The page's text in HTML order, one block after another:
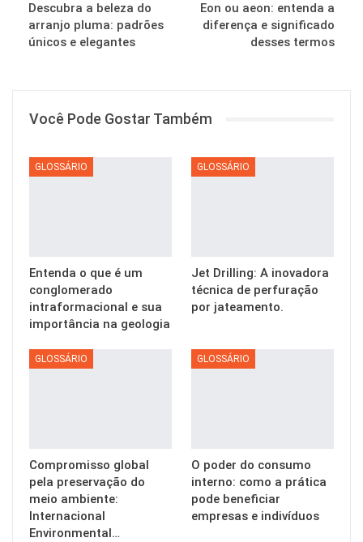
Descubra a beleza do
arranjo pluma: padrões
únicos e elegantes
Eon ou aeon: entenda a
diferença e significado
desses termos
Você Pode Gostar Também
GLOSSÁRIO
Entenda o que é um
conglomerado
intraformacional e sua
importância na geologia
GLOSSÁRIO
Jet Drilling: A inovadora
técnica de perfuração
por jateamento.
GLOSSÁRIO
Compromisso global
pela preservação do
meio ambiente:
Internacional
Environmental…
GLOSSÁRIO
O poder do consumo
interno: como a prática
pode beneficiar
empresas e indivíduos